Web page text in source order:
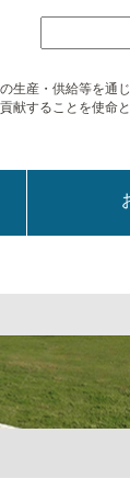
生産・供給等を通じ
貢献することを使命